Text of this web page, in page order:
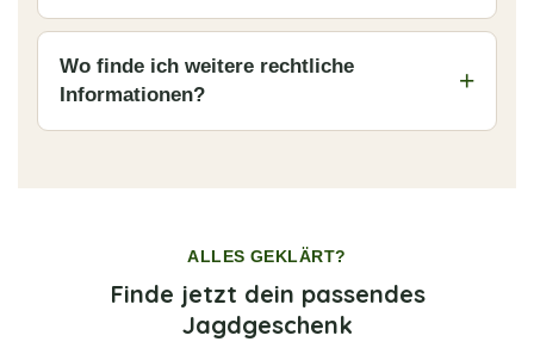
Wo finde ich weitere rechtliche
Informationen?
ALLES GEKLÄRT?
Finde jetzt dein passendes
Jagdgeschenk